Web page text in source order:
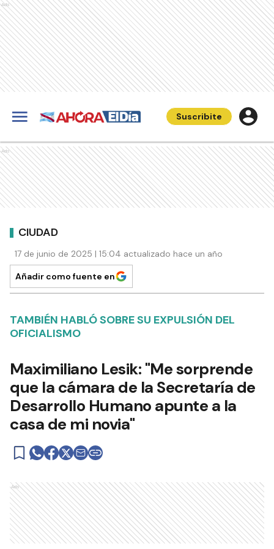
Ads
Suscribite
Ads
CIUDAD
17 de junio de 2025 | 15:04 actualizado hace un año
Añadir como fuente en
TAMBIÉN HABLÓ SOBRE SU EXPULSIÓN DEL
OFICIALISMO
Maximiliano Lesik: "Me sorprende
que la cámara de la Secretaría de
Desarrollo Humano apunte a la
casa de mi novia"
Ads